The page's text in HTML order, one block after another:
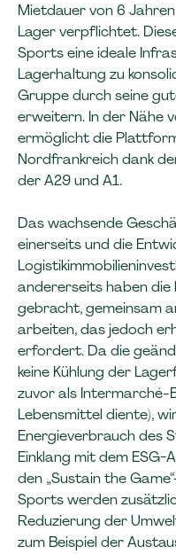
Mietdauer von 6
Lager verpflichtet.
Sports eine ideale
Lagerhaltung zu
Gruppe durch seine
erweitern. In der Nähe
ermöglicht die
Nordfrankreich dank
der A29 und A1.
Das wachsende
einerseits und die
andererseits haben die
gebracht, gemeinsam
arbeiten, das jedoch
erfordert. Da die
keine Kühlung der
zuvor als Intermarché-
Lebensmittel diente),
Energieverbrauch des
Einklang mit dem
den „Sustain the
Sports werden
Reduzierung der
zum Beispiel der